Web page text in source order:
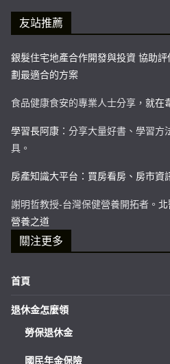
友站推薦
銀髮住宅地產合作開發與投資 協助
劃最適合的方案
食品健康食安的專業人士分享， 就在
學習長阿康 ：分享大量好書、學習
具。
房產知識大平台：買房看房、房市資
謝明哲教授-台灣保健營養開拓者。
營養之道
關注更多
首頁
退休金怎麼領
勞保退休金
國民年金保險